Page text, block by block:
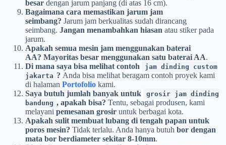
besar dengan jarum panjang (di atas 16 cm).
Bagaimana cara memastikan jarum jam
seimbang? Jarum jam berkualitas sudah dirancang
seimbang. Jangan menambahkan hiasan atau stiker pada
jarum.
Apakah semua mesin jam menggunakan baterai
AA? Mayoritas besar menggunakan satu baterai AA.
Di mana saya bisa melihat contoh
jam dinding custom
jakarta ? Anda bisa melihat beragam contoh proyek kami
di halaman Portofolio kami.
Saya butuh jumlah banyak untuk
grosir jam dinding
bandung , apakah bisa? Tentu, sebagai produsen, kami
melayani pemesanan grosir untuk berbagai kota.
Apakah sulit membuat lubang di tengah papan untuk
poros mesin? Tidak terlalu. Anda hanya butuh bor dengan
mata bor berdiameter sekitar 8-10mm.